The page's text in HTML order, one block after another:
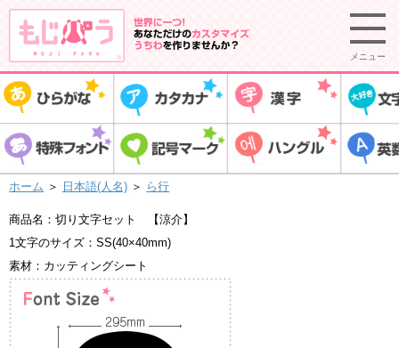
メニュー
ホーム ＞ 日本語(人名) ＞ ら行
商品名：切り文字セット 【涼介】
1文字のサイズ：SS(40×40mm)
素材：カッティングシート